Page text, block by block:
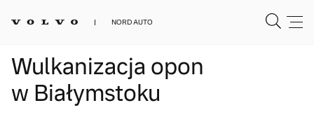
NORD AUTO
Wulkanizacja opon
w Białymstoku